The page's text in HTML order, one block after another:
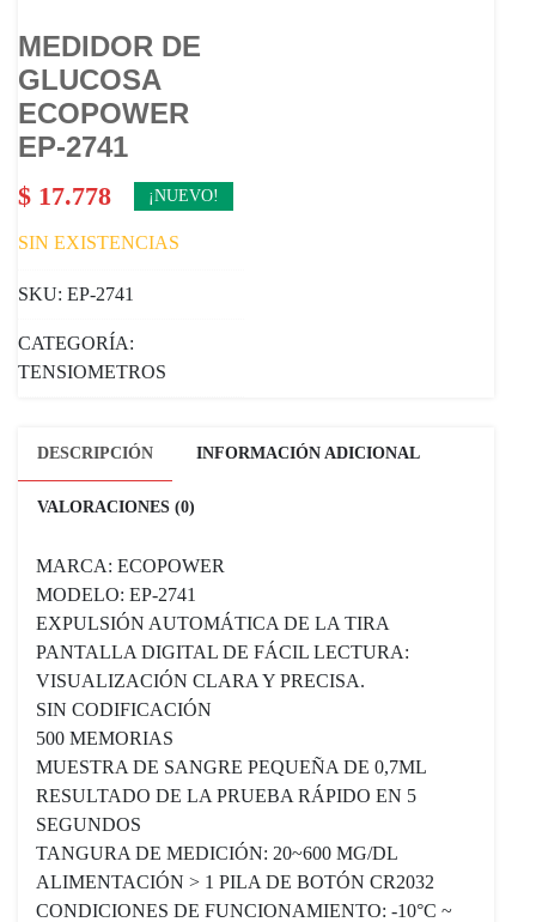
MEDIDOR DE
GLUCOSA
ECOPOWER
EP-2741
$ 17.778 ¡NUEVO!
SIN EXISTENCIAS
SKU: EP-2741
CATEGORÍA:
TENSIOMETROS
DESCRIPCIÓN INFORMACIÓN ADICIONAL
VALORACIONES (0)
MARCA: ECOPOWER
MODELO: EP-2741
EXPULSIÓN AUTOMÁTICA DE LA TIRA
PANTALLA DIGITAL DE FÁCIL LECTURA:
VISUALIZACIÓN CLARA Y PRECISA.
SIN CODIFICACIÓN
500 MEMORIAS
MUESTRA DE SANGRE PEQUEÑA DE 0,7ΜL
RESULTADO DE LA PRUEBA RÁPIDO EN 5
SEGUNDOS
TANGURA DE MEDICIÓN: 20~600 MG/DL
ALIMENTACIÓN > 1 PILA DE BOTÓN CR2032
CONDICIONES DE FUNCIONAMIENTO: -10°C ~